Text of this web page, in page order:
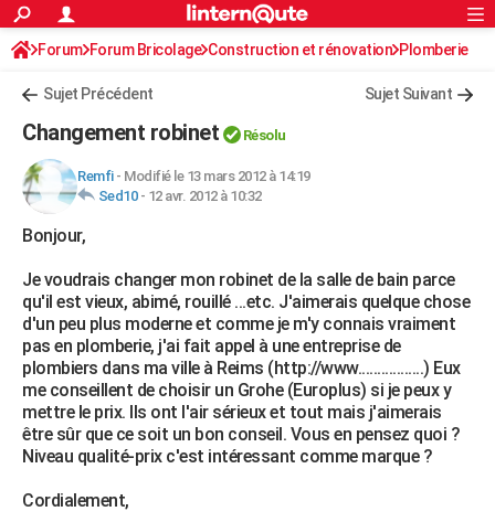
ACTUALITÉS
Politique
Société
Faits Divers
Education
Monde
Villes
+
FINANCE
Retraite
Impôts
Epargne
Immobilier
Risques naturels par ville
Banque
Assurance
Crédit
AUTO
Essais
Réserver un essai
Citadines
Berlines
SUV
Forum auto
+HIGH-TECH
Mobiles
Meilleur smartphone
Internet
Ordinateurs
Jeux vidéo
Guide high-tech
+BRICOLAGE
Forum
Aménagement intérieur
Extérieur
Cuisine
Salle de bains
Jardinage
Rangement
WEEK-END
Guides de France
Escapades
Patrimoine
Expositions
Musées
Week-end nature
+LIFESTYLE
Art de vivre
Bien-être
Loisirs
ModeModes de vie
SANTE
Alimentation
Guide de la santé
Médicaments
Rechercher
S'inscrire
Connexion
Forum Forum Bricolage Construction et rénovation Plomberie
Sujet Précédent Sujet Suivant
Changement robinet Résolu
Remfi- Modifié le 13 mars 2012 à 14:19
Sed10- 12 avr. 2012 à 10:32
Bonjour,
Je voudrais changer mon robinet de la salle de bain parce
qu'il est vieux, abimé, rouillé ...etc. J'aimerais quelque chose
d'un peu plus moderne et comme je m'y connais vraiment
pas en plomberie, j'ai fait appel à une entreprise de
plombiers dans ma ville à Reims (http://www.................) Eux
me conseillent de choisir un Grohe (Europlus) si je peux y
mettre le prix. Ils ont l'air sérieux et tout mais j'aimerais
être sûr que ce soit un bon conseil. Vous en pensez quoi ?
Niveau qualité-prix c'est intéressant comme marque ?
Cordialement,